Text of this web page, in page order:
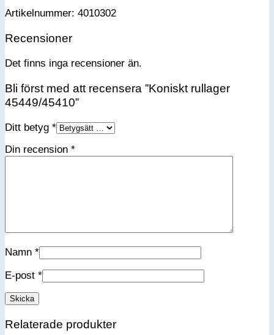
Artikelnummer: 4010302
Recensioner
Det finns inga recensioner än.
Bli först med att recensera ”Koniskt rullager
45449/45410”
Ditt betyg *
Din recension *
Namn *
E-post *
Relaterade produkter